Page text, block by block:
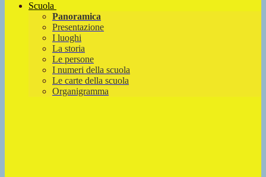
Scuola
Panoramica
Presentazione
I luoghi
La storia
Le persone
I numeri della scuola
Le carte della scuola
Organigramma